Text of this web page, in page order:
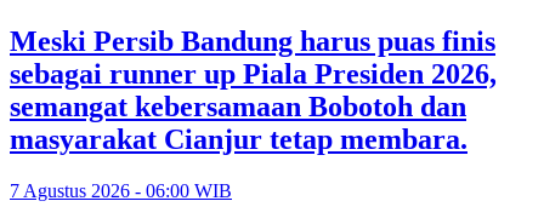
Meski Persib Bandung harus puas finis
sebagai runner up Piala Presiden 2026,
semangat kebersamaan Bobotoh dan
masyarakat Cianjur tetap membara.
7 Agustus 2026 - 06:00 WIB